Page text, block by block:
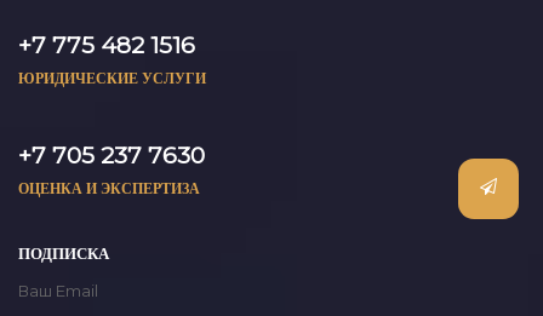
+7 775 482 1516
ЮРИДИЧЕСКИЕ УСЛУГИ
+7 705 237 7630
ОЦЕНКА И ЭКСПЕРТИЗА
ПОДПИСКА